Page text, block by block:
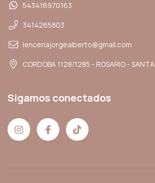
543416970163
3414265803
lenceriajorgealberto@gmail.com
CORDOBA 1128/1285 - ROSARIO - SANTA
Sigamos conectados